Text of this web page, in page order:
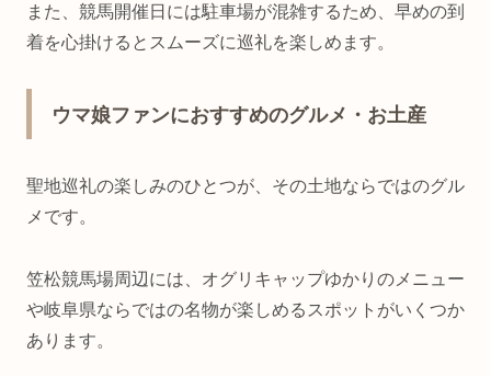
また、競馬開催日には駐車場が混雑するため、早めの到
着を心掛けるとスムーズに巡礼を楽しめます。
ウマ娘ファンにおすすめのグルメ・お土産
聖地巡礼の楽しみのひとつが、その土地ならではのグル
メです。
笠松競馬場周辺には、オグリキャップゆかりのメニュー
や岐阜県ならではの名物が楽しめるスポットがいくつか
あります。